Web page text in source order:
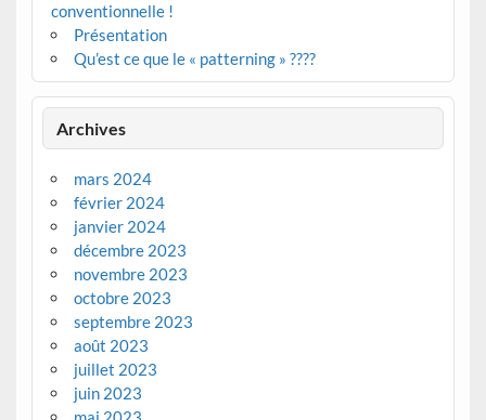
conventionnelle !
Présentation
Qu’est ce que le « patterning » ????
Archives
mars 2024
février 2024
janvier 2024
décembre 2023
novembre 2023
octobre 2023
septembre 2023
août 2023
juillet 2023
juin 2023